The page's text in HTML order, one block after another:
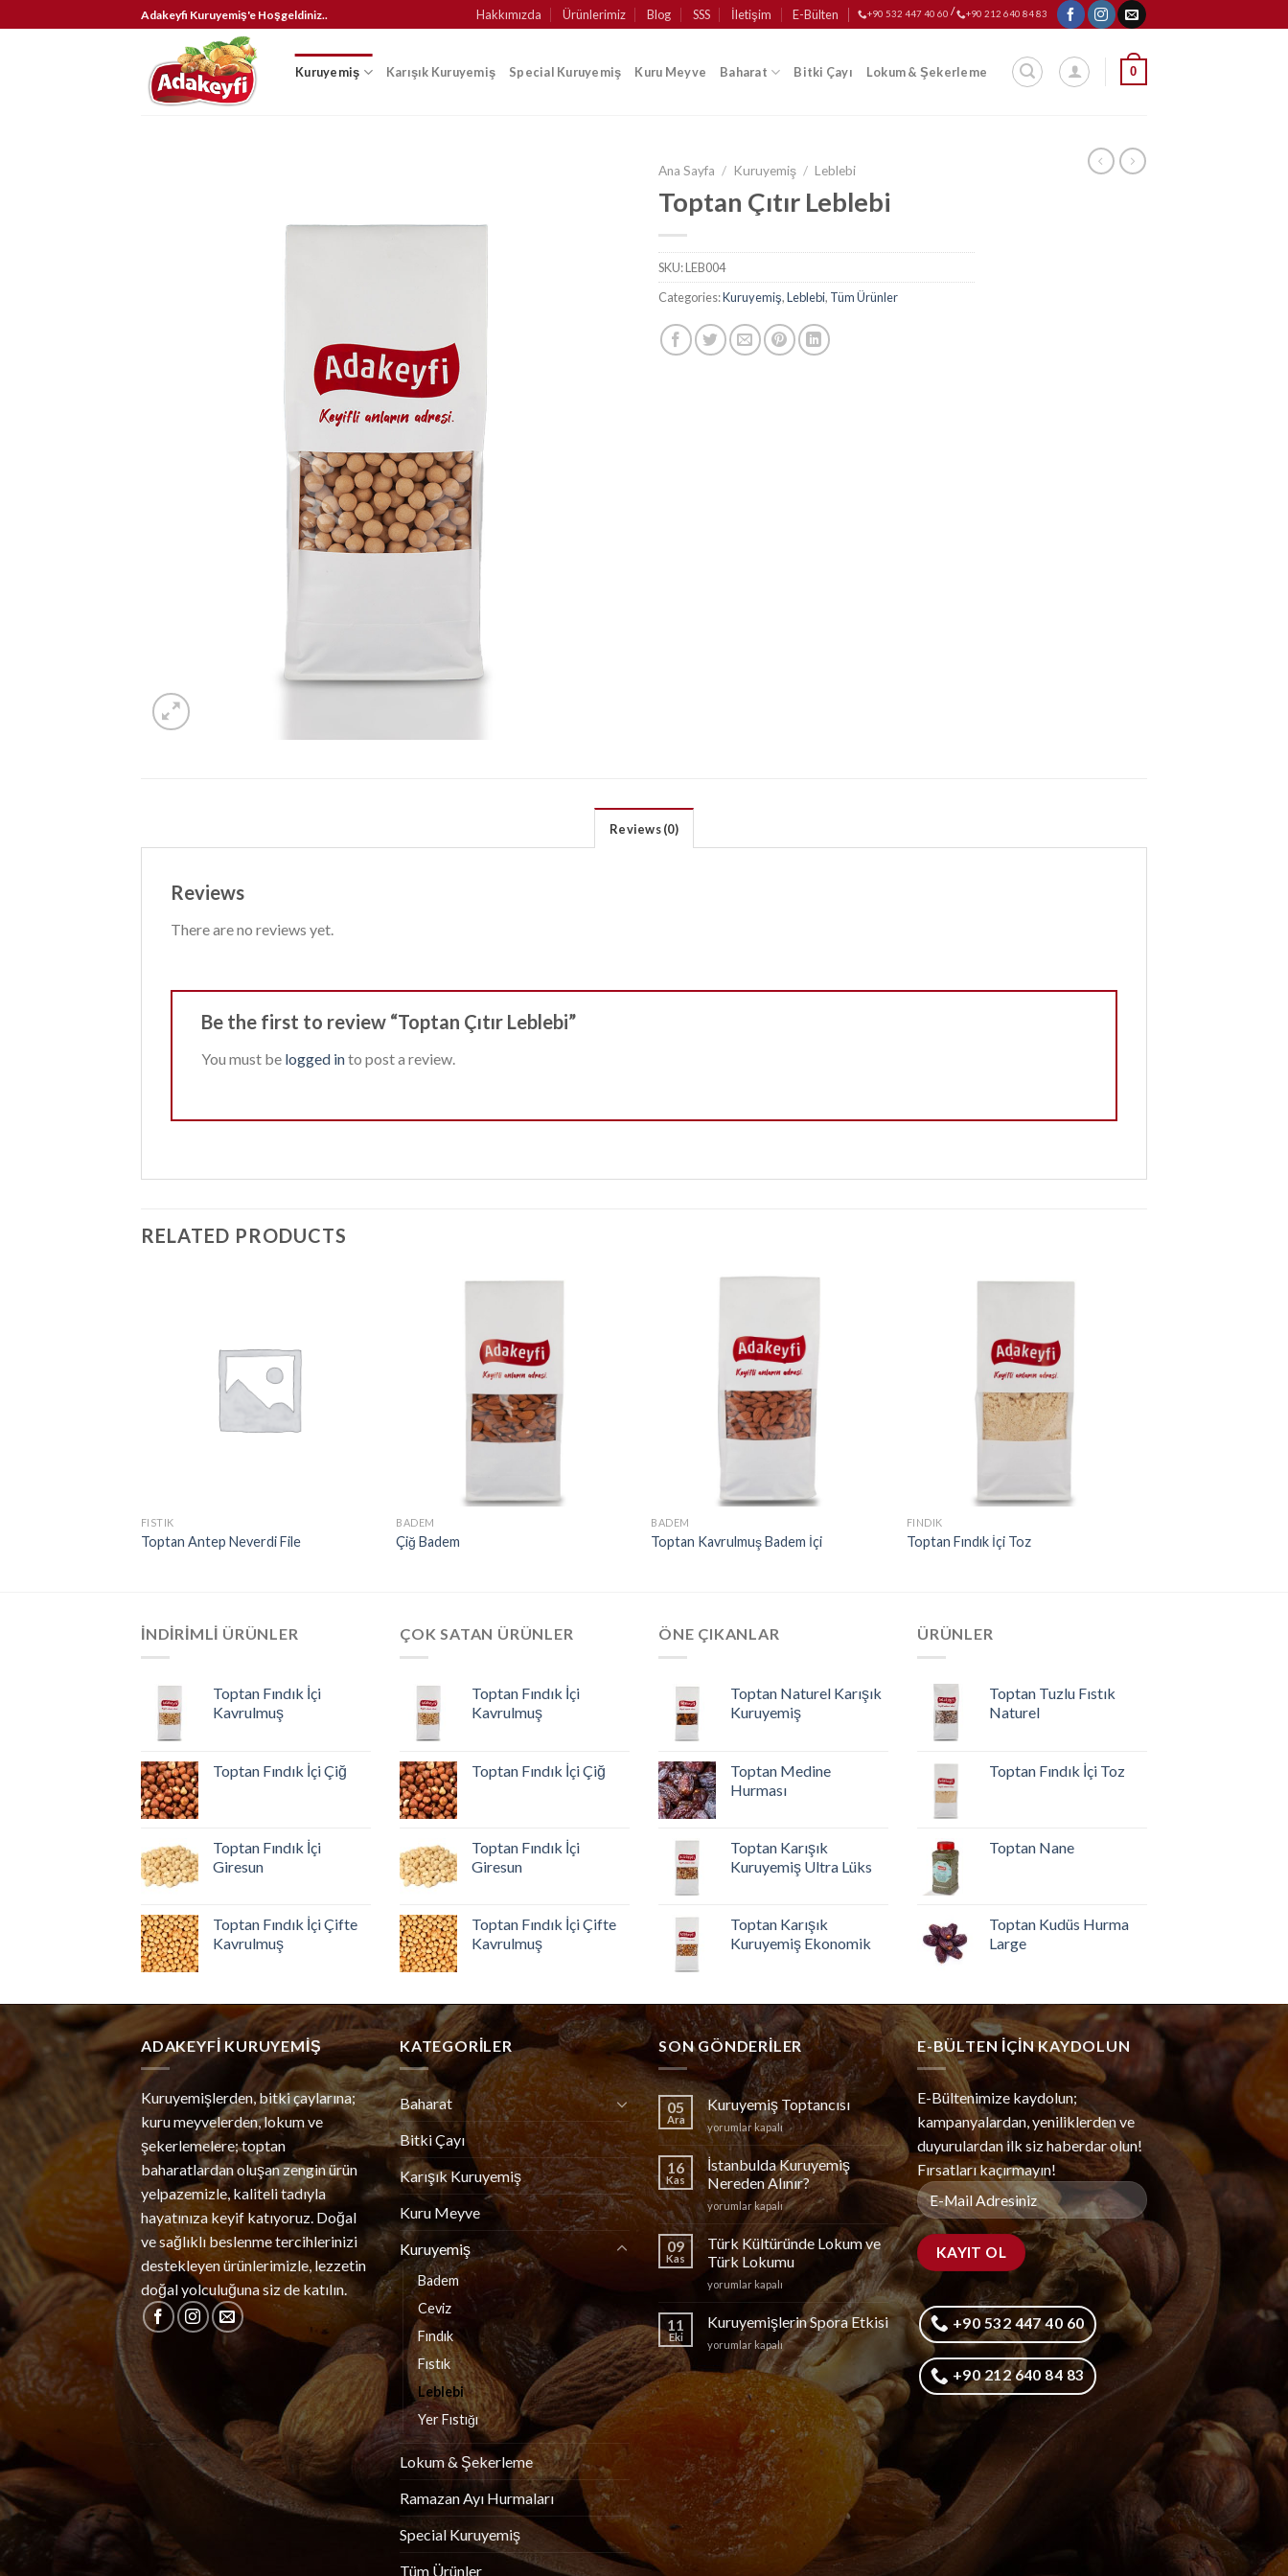
atla
Adakeyfi Kuruyemiş'e Hoşgeldiniz.. Hakkımızda Ürünlerimiz Blog SSS İletişim E-Bülten +90 532 447 40 60 / +90 212 640 84 83
Kuruyemiş Karışık Kuruyemiş Special Kuruyemiş Kuru Meyve Baharat Bitki Çayı Lokum & Şekerleme 0
Ana Sayfa / Kuruyemiş / Leblebi
Toptan Çıtır Leblebi
SKU:LEB004
Categories:Kuruyemiş,Leblebi, Tüm Ürünler
Reviews (0)
Reviews
There are no reviews yet.
Be the first to review “Toptan Çıtır Leblebi”
You must be logged into post a review.
RELATED PRODUCTS
FISTIK
Toptan Antep Neverdi File
BADEM
Çiğ Badem
BADEM
Toptan Kavrulmuş Badem İçi
FINDIK
Toptan Fındık İçi Toz
İNDIRIMLI ÜRÜNLER
Toptan Fındık İçi
Kavrulmuş
Toptan Fındık İçi Çiğ
Toptan Fındık İçi
Giresun
Toptan Fındık İçi Çifte
Kavrulmuş
ÇOK SATAN ÜRÜNLER
Toptan Fındık İçi
Kavrulmuş
Toptan Fındık İçi Çiğ
Toptan Fındık İçi
Giresun
Toptan Fındık İçi Çifte
Kavrulmuş
ÖNE ÇIKANLAR
Toptan Naturel Karışık
Kuruyemiş
Toptan Medine
Hurması
Toptan Karışık
Kuruyemiş Ultra Lüks
Toptan Karışık
Kuruyemiş Ekonomik
ÜRÜNLER
Toptan Tuzlu Fıstık
Naturel
Toptan Fındık İçi Toz
Toptan Nane
Toptan Kudüs Hurma
Large
ADAKEYFI KURUYEMIŞ
Kuruyemişlerden, bitki çaylarına;
kuru meyvelerden, lokum ve
şekerlemelere; toptan
baharatlardan oluşan zengin ürün
yelpazemizle, kaliteli tadıyla
hayatınıza keyif katıyoruz. Doğal
ve sağlıklı beslenme tercihlerinizi
destekleyen ürünlerimizle, lezzetin
doğal yolculuğuna siz de katılın.
KATEGORILER
Baharat
Bitki Çayı
Karışık Kuruyemiş
Kuru Meyve
Kuruyemiş
Badem
Ceviz
Fındık
Fıstık
Leblebi
Yer Fıstığı
Lokum & Şekerleme
Ramazan Ayı Hurmaları
Special Kuruyemiş
Tüm Ürünler
SON GÖNDERILER
05
Ara
Kuruyemiş Toptancısı
Kuruyemiş
Toptancısı
için
yorumlar kapalı
16
Kas
İstanbulda Kuruyemiş
Nereden Alınır?
İstanbulda
Kuruyemiş
Nereden
için
yorumlar kapalı
09
Kas
Türk Kültüründe Lokum ve
Türk Lokumu
Türk
Kültüründe
Lokum
Türk
için
yorumlar kapalı
11
Eki
Kuruyemişlerin Spora Etkisi
Kuruyemişlerin
Etkisi
için
yorumlar kapalı
E-BÜLTEN IÇIN KAYDOLUN
E-Bültenimize kaydolun;
kampanyalardan, yeniliklerden ve
duyurulardan ilk siz haberdar olun!
Fırsatları kaçırmayın!
+90 532 447 40 60
+90 212 640 84 83